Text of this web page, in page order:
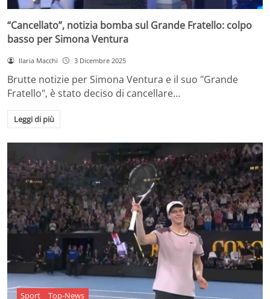
“Cancellato”, notizia bomba sul Grande Fratello: colpo
basso per Simona Ventura
Ilaria Macchi 3 Dicembre 2025
Brutte notizie per Simona Ventura e il suo "Grande
Fratello", è stato deciso di cancellare…
Leggi di più
Sport Top-News